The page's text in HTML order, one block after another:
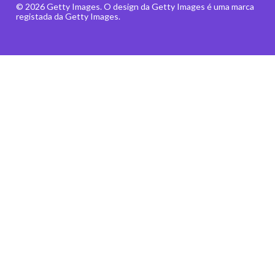
© 2026 Getty Images. O design da Getty Images é uma marca
registada da Getty Images.